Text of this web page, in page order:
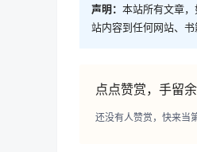
声明： 本站所有文章
站内容到任何网站、
点点赞赏，手留
还没有人赞赏，快来当